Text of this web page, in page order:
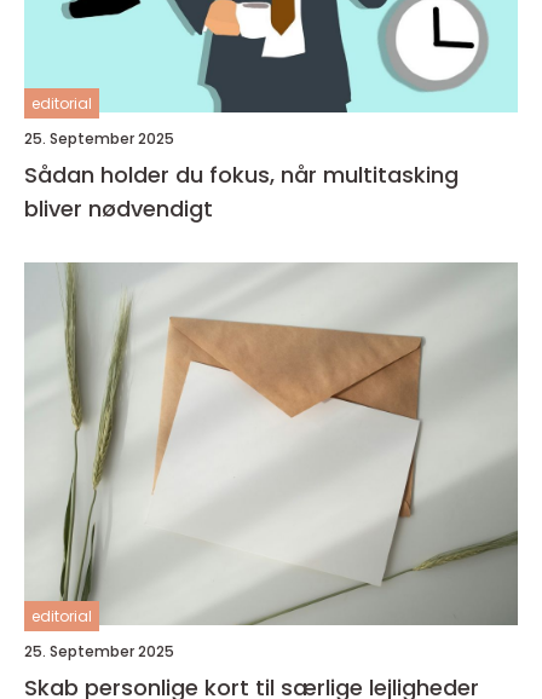
editorial
25. September 2025
Sådan holder du fokus, når multitasking
bliver nødvendigt
editorial
25. September 2025
Skab personlige kort til særlige lejligheder